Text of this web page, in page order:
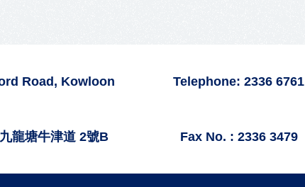
Road, Kowloon
Telephone: 2336 6761
龍塘牛津道 2號B Fax No. : 2336 3479